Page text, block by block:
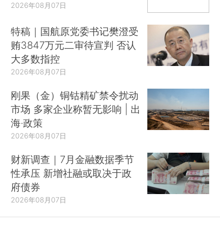
2026年08月07日
特稿｜国航原党委书记樊澄受
贿3847万元二审待宣判 否认
大多数指控
2026年08月07日
刚果（金）铜钴精矿禁令扰动
市场 多家企业称暂无影响 | 出
海·政策
2026年08月07日
财新调查｜7月金融数据季节
性承压 新增社融或取决于政
府债券
2026年08月07日